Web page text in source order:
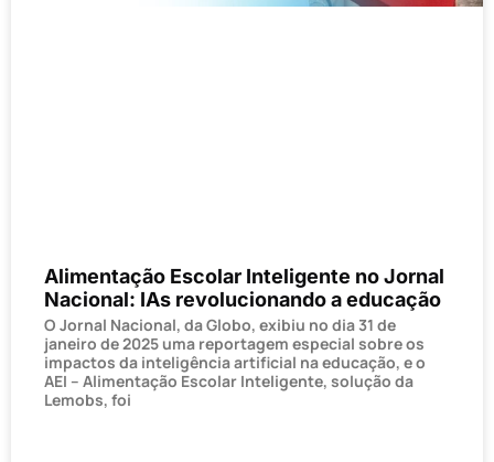
Alimentação Escolar Inteligente no Jornal
Nacional: IAs revolucionando a educação
O Jornal Nacional, da Globo, exibiu no dia 31 de
janeiro de 2025 uma reportagem especial sobre os
impactos da inteligência artificial na educação, e o
AEI – Alimentação Escolar Inteligente, solução da
Lemobs, foi